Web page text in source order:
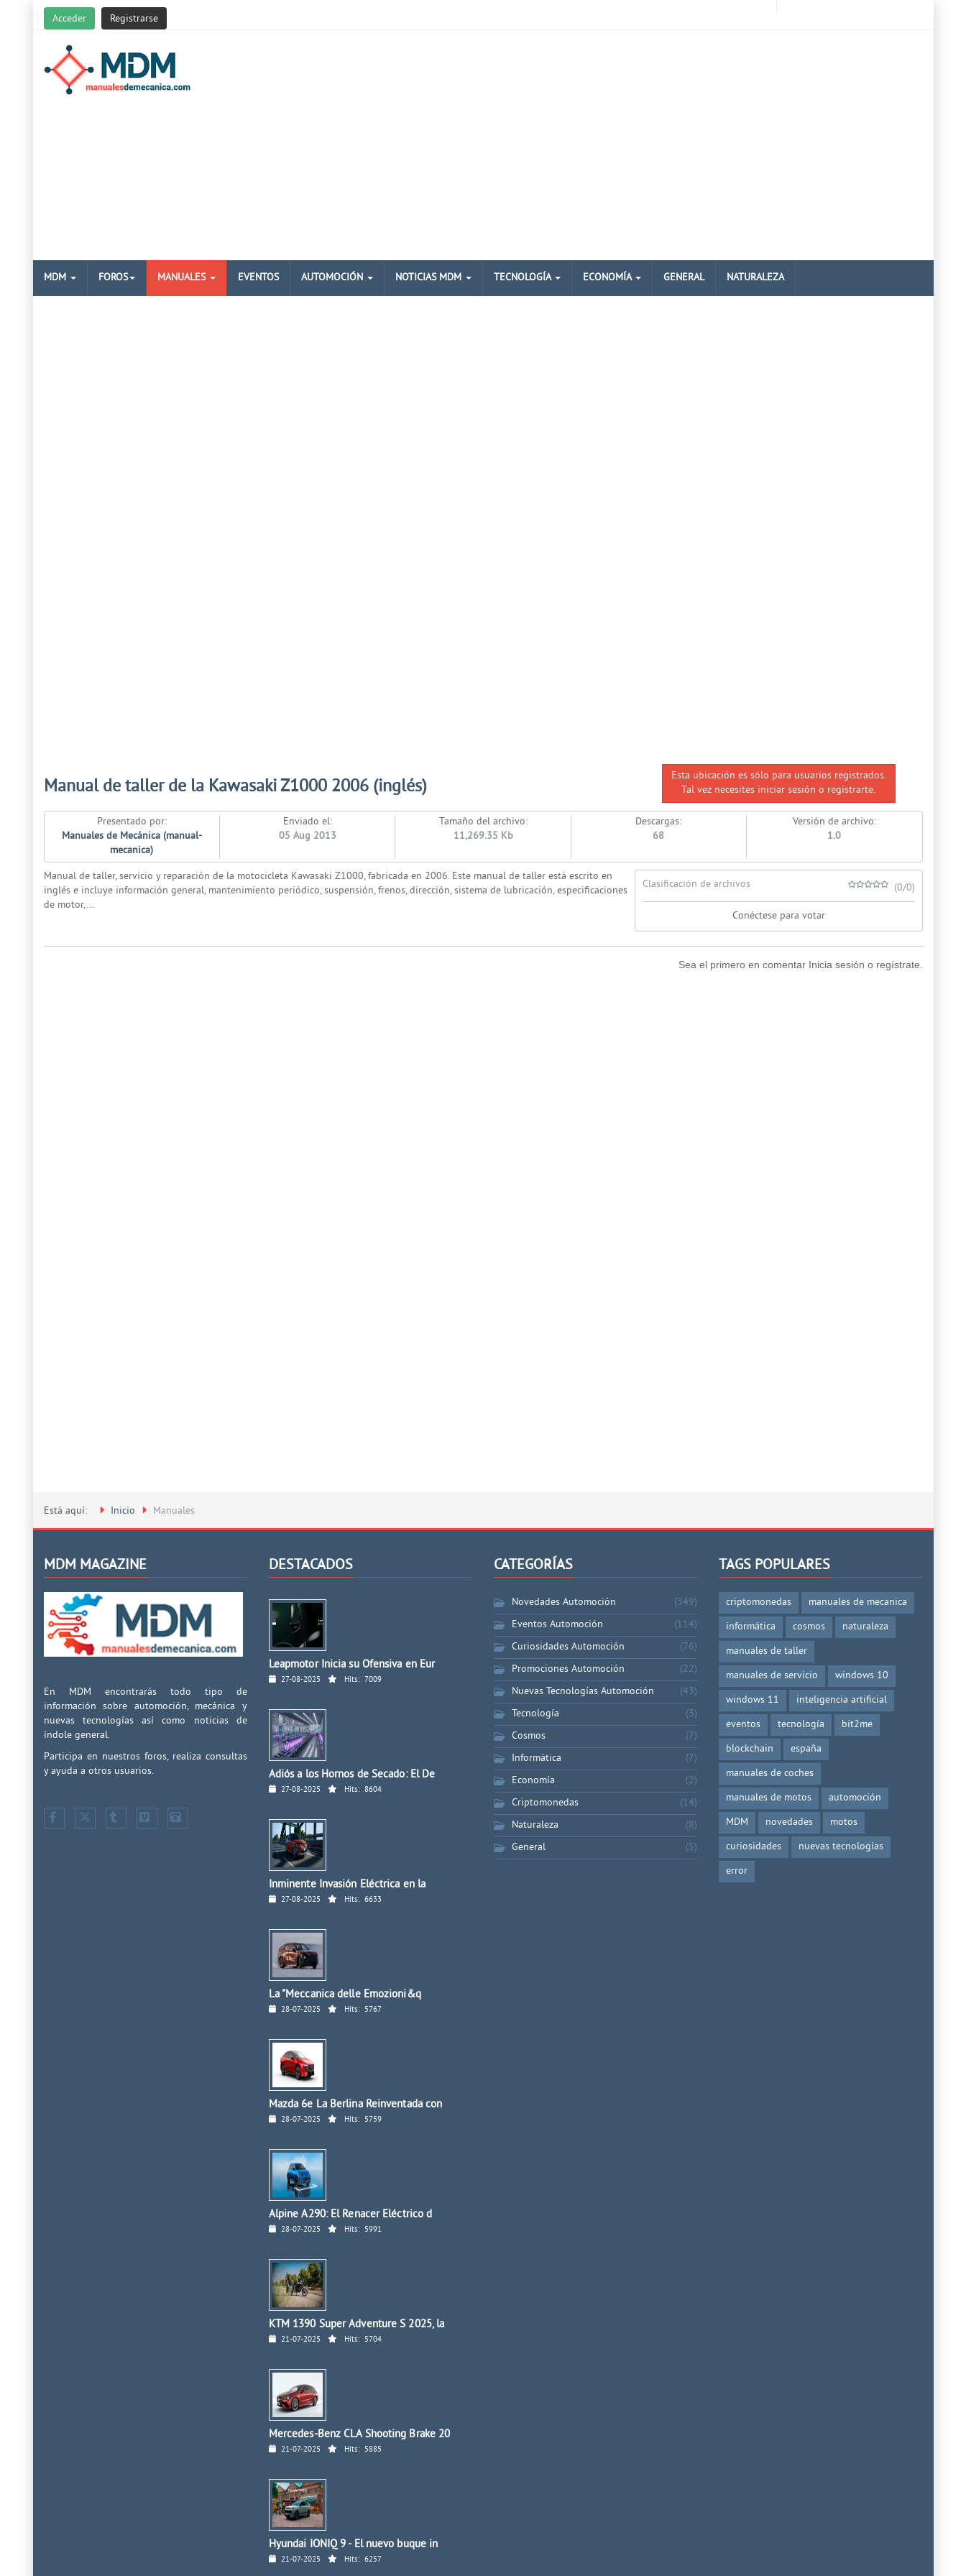
Acceder Registrarse
MDM FOROS MANUALES EVENTOS AUTOMOCIÓN NOTICIAS MDM TECNOLOGÍA ECONOMÍA GENERAL NATURALEZA
Manual de taller de la Kawasaki Z1000 2006 (inglés)
Esta ubicación es sólo para usuarios registrados.
Tal vez necesites iniciar sesión o registrarte.
Presentado por:
Manuales de Mecánica (manual-
mecanica)
Enviado el:
05 Aug 2013
Tamaño del archivo:
11,269.35 Kb
Descargas:
68
Versión de archivo:
1.0
Manual de taller, servicio y reparación de la motocicleta Kawasaki Z1000, fabricada en 2006. Este manual de taller está escrito en
inglés e incluye información general, mantenimiento periódico, suspensión, frenos, dirección, sistema de lubricación, especificaciones
de motor,...
Clasificación de archivos (0/0)
Conéctese para votar
Sea el primero en comentar Inicia sesión o regístrate.
Está aquí: Inicio Manuales
MDM MAGAZINE
En MDM encontrarás todo tipo de
información sobre automoción, mecánica y
nuevas tecnologías así como noticias de
índole general.
Participa en nuestros foros, realiza consultas
y ayuda a otros usuarios.
DESTACADOS
Leapmotor Inicia su Ofensiva en Eur
27-08-2025 Hits: 7009
Adiós a los Hornos de Secado: El De
27-08-2025 Hits: 8604
Inminente Invasión Eléctrica en la
27-08-2025 Hits: 6633
La "Meccanica delle Emozioni&q
28-07-2025 Hits: 5767
Mazda 6e La Berlina Reinventada con
28-07-2025 Hits: 5759
Alpine A290: El Renacer Eléctrico d
28-07-2025 Hits: 5991
KTM 1390 Super Adventure S 2025, la
21-07-2025 Hits: 5704
Mercedes-Benz CLA Shooting Brake 20
21-07-2025 Hits: 5885
Hyundai IONIQ 9 - El nuevo buque in
21-07-2025 Hits: 6257
CATEGORÍAS
Novedades Automoción
(349)
Eventos Automoción
(114)
Curiosidades Automoción
(76)
Promociones Automoción
(22)
Nuevas Tecnologías Automoción
(43)
Tecnología
(3)
Cosmos
(7)
Informática
(7)
Economía
(2)
Criptomonedas
(14)
Naturaleza
(8)
General
(5)
TAGS POPULARES
criptomonedas
manuales de mecanica
informática
cosmos
naturaleza
manuales de taller
manuales de servicio
windows 10
windows 11
inteligencia artificial
eventos
tecnología
bit2me
blockchain
españa
manuales de coches
manuales de motos
automoción
MDM
novedades
motos
curiosidades
nuevas tecnologías
error